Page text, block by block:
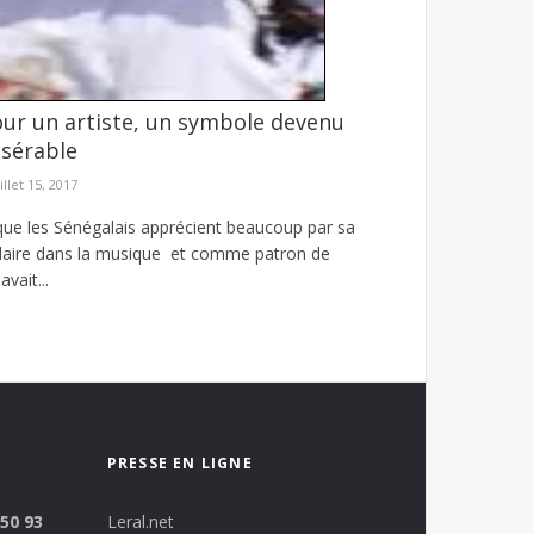
et dénonce une « méconnaissance
un artiste, un symbole devenu
15, 2017
les Sénégalais apprécient beaucoup par sa
dans la musique et comme patron de
93
PRESSE EN LIGNE
Leral.net